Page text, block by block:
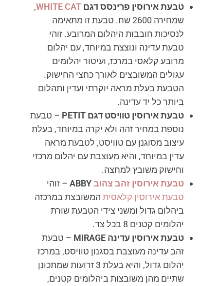
טבעת אירוסין פרינסס דגם WHITE CAT
,
שמחירה 2600 שח. טבעת זו מתאימה
לנסיכות חובבות היהלום המרובע. זוהי
טבעת עדינה ונוצצת במיוחד, עם יהלום
מרובע קלאסי במרכז, ועיטור יהלומים
עגולים המשובצים לאורך כחצי החישוק.
הטבעת בעלת מראה יוקרתי ועדין ותהלום
ביותר כל יד עדינה.
טבעת אירוסין טוויסט דגם PETIT – טבעת
נוספת במחיר זהה ולא יקרה במיוחד, בעלת
עיצוב מסוגנן עם טוויסט, לטבעת מראה
עדין במיוחד, והיא מעוצבת עם יהלום מרכזי
וחישוק משובץ למחצה.
טבעת אירוסין זהב צהובABBY – זוהי
טבעת אירוסין קלאסית המשובצת במרכזה
ביהלום גדול ומשני צידי הטבעת שורת
יהלומים קטנים 8 בכל צד.
טבעת אירוסין עדינה MIRAGE – טבעת
זהב עדינה מעוצבת בסגנון טוויסט, במרכז
יהלום גדול, והיא בעלת 3 זרועות שמתכונן
שתיים מהן משובצות ביהלומים קטנים,